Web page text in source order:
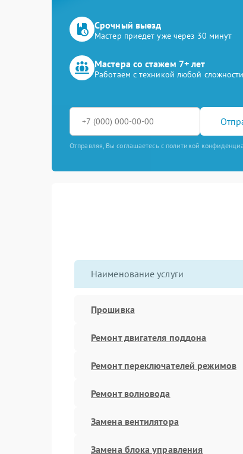
Срочный выезд
Мастер приедет уже через 30 минут
Мастера со стажем 7+ лет
Работаем с техникой любой сложности
Отправляя, Вы соглашаетесь с политикой
Наименование услуги
Прошивка
Ремонт двигателя поддона
Ремонт переключателей режимов
Ремонт волновода
Замена вентилятора
Замена блока управления